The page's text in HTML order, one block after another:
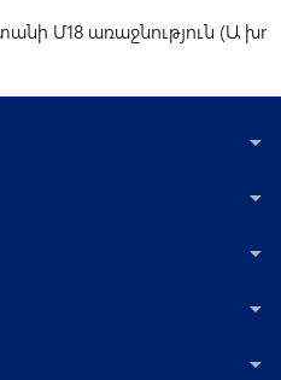
Մ18 առաջնություն (Ա